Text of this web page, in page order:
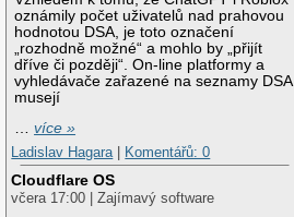
oznámily počet uživatelů nad prahovou
hodnotou DSA, je toto označení
„rozhodně možné“ a mohlo by „přijít
dříve či později“. On-line platformy a
vyhledávače zařazené na seznamy DSA
musejí
…více »
Ladislav Hagara
Komentářů: 0
Cloudflare OS
včera 17:00 | Zajímavý software